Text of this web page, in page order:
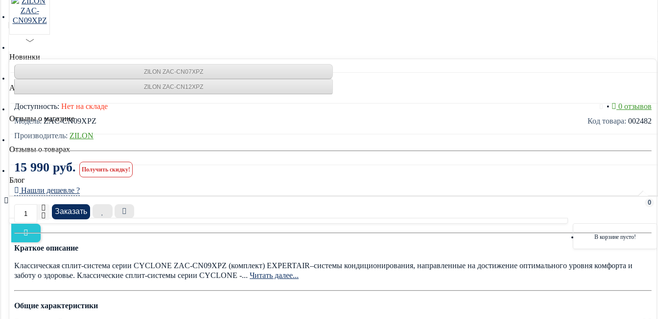
Системы водоочистки
Новинки
Акции
Отзывы о магазине
Отзывы о товарах
Блог
0
В корзине пусто!
ZILON ZAC-CN07XPZ
ZILON ZAC-CN12XPZ
Доступность: Нет на складе •
0 отзывов
Модель: ZAC-CN09XPZ Код товара: 002482
Производитель: ZILON
15 990 руб. Получить скидку!
Нашли дешевле ?
Заказать
Краткое описание
Классическая сплит-система серии CYCLONE ZAC-CN09XPZ (комплект) EXPERTAIR–системы кондиционирования, направленные на достижение оптимального уровня комфорта и
заботу о здоровье. Классические сплит-системы серии CYCLONE -... Читать далее...
Общие характеристики